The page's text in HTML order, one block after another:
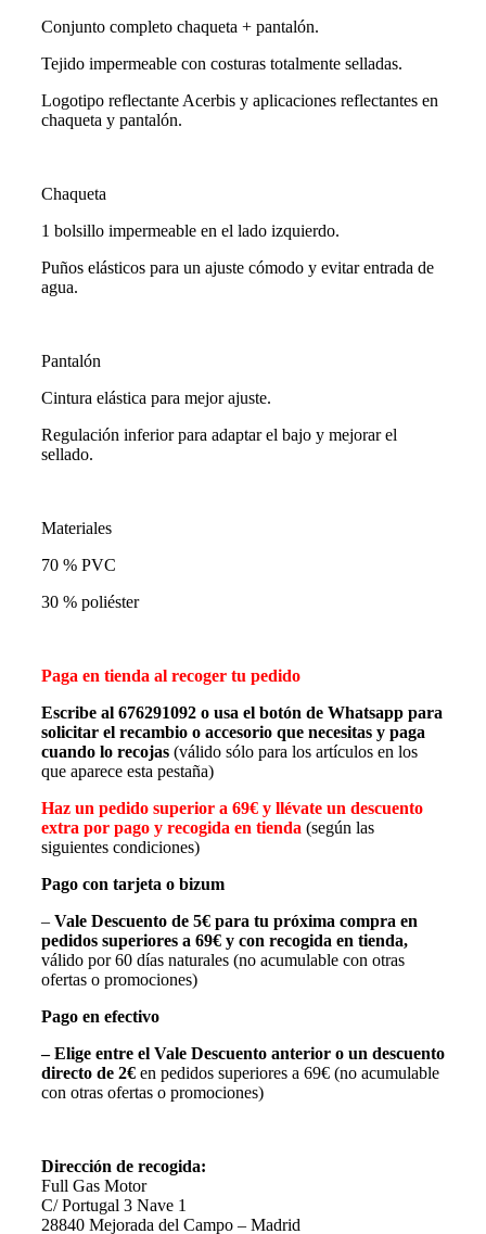
Conjunto completo chaqueta + pantalón.
Tejido impermeable con costuras totalmente selladas.
Logotipo reflectante Acerbis y aplicaciones reflectantes en
chaqueta y pantalón.
Chaqueta
1 bolsillo impermeable en el lado izquierdo.
Puños elásticos para un ajuste cómodo y evitar entrada de
agua.
Pantalón
Cintura elástica para mejor ajuste.
Regulación inferior para adaptar el bajo y mejorar el
sellado.
Materiales
70 % PVC
30 % poliéster
Paga en tienda al recoger tu pedido
Escribe al 676291092 o usa el botón de Whatsapp para
solicitar el recambio o accesorio que necesitas y paga
cuando lo recojas (válido sólo para los artículos en los
que aparece esta pestaña)
Haz un pedido superior a 69€ y llévate un descuento
extra por pago y recogida en tienda (según las
siguientes condiciones)
Pago con tarjeta o bizum
– Vale Descuento de 5€ para tu próxima compra en
pedidos superiores a 69€ y con recogida en tienda,
válido por 60 días naturales (no acumulable con otras
ofertas o promociones)
Pago en efectivo
– Elige entre el Vale Descuento anterior o un descuento
directo de 2€ en pedidos superiores a 69€ (no acumulable
con otras ofertas o promociones)
Dirección de recogida:
Full Gas Motor
C/ Portugal 3 Nave 1
28840 Mejorada del Campo – Madrid